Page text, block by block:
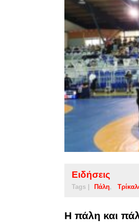
Ειδήσεις
Tags | Πάλη
Η πάλη και